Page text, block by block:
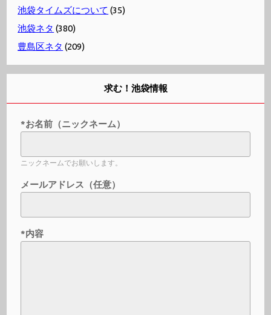
池袋タイムズについて (35)
池袋ネタ (380)
豊島区ネタ (209)
求む！池袋情報
*お名前（ニックネーム）
ニックネームでお願いします。
メールアドレス（任意）
*内容